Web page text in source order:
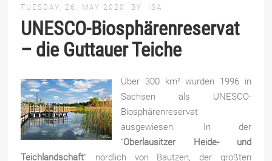
TUESDAY, 26. MAY 2020 BY ISA
UNESCO-Biosphärenreservat
– die Guttauer Teiche
Über 300 km² wurden 1996 in
Sachsen als UNESCO-
Biosphärenreservat
ausgewiesen. In der
“Oberlausitzer Heide- und
Teichlandschaft” nördlich von Bautzen, der größten